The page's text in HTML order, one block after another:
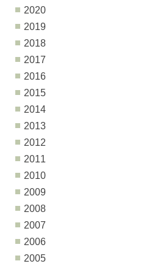
2020
2019
2018
2017
2016
2015
2014
2013
2012
2011
2010
2009
2008
2007
2006
2005